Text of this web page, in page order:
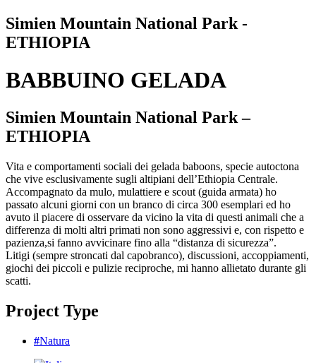
Simien Mountain National Park -
ETHIOPIA
BABBUINO GELADA
Simien Mountain National Park –
ETHIOPIA
Vita e comportamenti sociali dei gelada baboons, specie autoctona
che vive esclusivamente sugli altipiani dell’Ethiopia Centrale.
Accompagnato da mulo, mulattiere e scout (guida armata) ho
passato alcuni giorni con un branco di circa 300 esemplari ed ho
avuto il piacere di osservare da vicino la vita di questi animali che a
differenza di molti altri primati non sono aggressivi e, con rispetto e
pazienza,si fanno avvicinare fino alla “distanza di sicurezza”.
Litigi (sempre stroncati dal capobranco), discussioni, accoppiamenti,
giochi dei piccoli e pulizie reciproche, mi hanno allietato durante gli
scatti.
Project Type
#Natura